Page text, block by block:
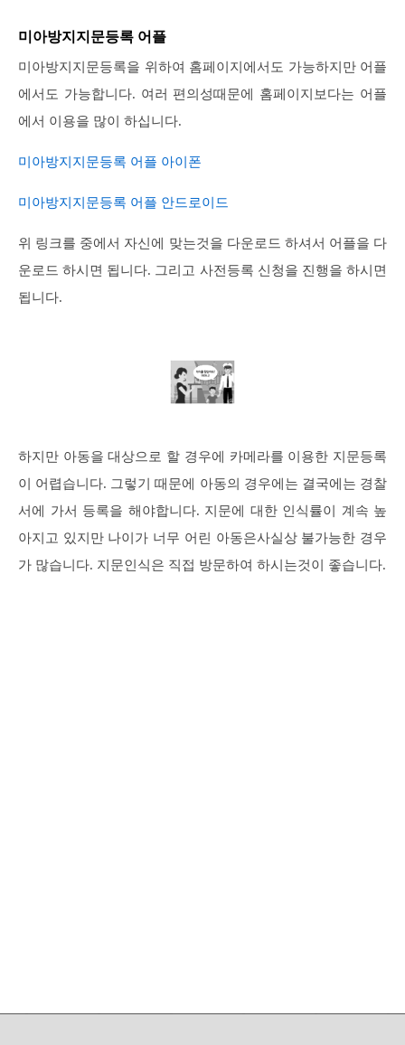
미아방지지문등록 어플
미아방지지문등록을 위하여 홈페이지에서도 가능하지만 어플
에서도 가능합니다. 여러 편의성때문에 홈페이지보다는 어플
에서 이용을 많이 하십니다.
미아방지지문등록 어플 아이폰
미아방지지문등록 어플 안드로이드
위 링크를 중에서 자신에 맞는것을 다운로드 하셔서 어플을 다
운로드 하시면 됩니다. 그리고 사전등록 신청을 진행을 하시면
됩니다.
하지만 아동을 대상으로 할 경우에 카메라를 이용한 지문등록
이 어렵습니다. 그렇기 때문에 아동의 경우에는 결국에는 경찰
서에 가서 등록을 해야합니다. 지문에 대한 인식률이 계속 높
아지고 있지만 나이가 너무 어린 아동은사실상 불가능한 경우
가 많습니다. 지문인식은 직접 방문하여 하시는것이 좋습니다.